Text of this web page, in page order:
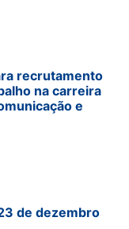
recrutamento
na carreira
e
de dezembro